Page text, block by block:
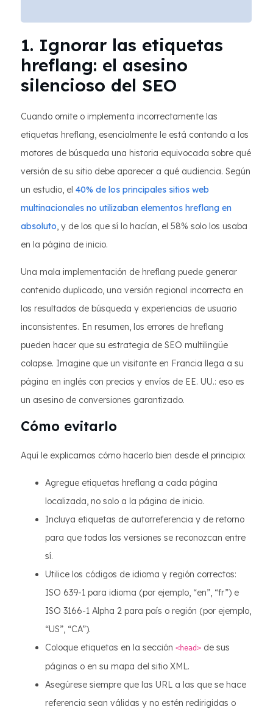
1. Ignorar las etiquetas
hreflang: el asesino
silencioso del SEO
Cuando omite o implementa incorrectamente las
etiquetas hreflang, esencialmente le está contando a los
motores de búsqueda una historia equivocada sobre qué
versión de su sitio debe aparecer a qué audiencia. Según
un estudio, el 40% de los principales sitios web
multinacionales no utilizaban elementos hreflang en
absoluto, y de los que sí lo hacían, el 58% solo los usaba
en la página de inicio.
Una mala implementación de hreflang puede generar
contenido duplicado, una versión regional incorrecta en
los resultados de búsqueda y experiencias de usuario
inconsistentes. En resumen, los errores de hreflang
pueden hacer que su estrategia de SEO multilingüe
colapse. Imagine que un visitante en Francia llega a su
página en inglés con precios y envíos de EE. UU.: eso es
un asesino de conversiones garantizado.
Cómo evitarlo
Aquí le explicamos cómo hacerlo bien desde el principio:
Agregue etiquetas hreflang a cada página
localizada, no solo a la página de inicio.
Incluya etiquetas de autorreferencia y de retorno
para que todas las versiones se reconozcan entre
sí.
Utilice los códigos de idioma y región correctos:
ISO 639-1 para idioma (por ejemplo, “en”, “fr”) e
ISO 3166-1 Alpha 2 para país o región (por ejemplo,
“US”, “CA”).
Coloque etiquetas en la sección <head> de sus
páginas o en su mapa del sitio XML.
Asegúrese siempre que las URL a las que se hace
referencia sean válidas y no estén redirigidas o